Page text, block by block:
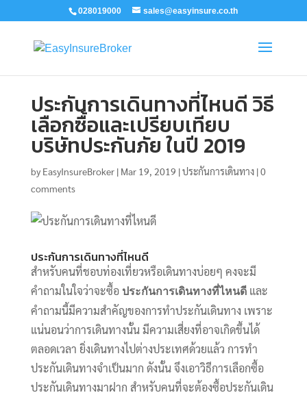
028019000 sales@easyinsure.co.th
ประกันการเดินทางที่ไหนดี วิธี
เลือกซื้อและเปรียบเทียบ
บริษัทประกันภัย ในปี 2019
by EasyInsureBroker| Mar 19, 2019 |ประกันการเดินทาง|0
comments
ประกันการเดินทางที่ไหนดี
สำหรับคนที่ชอบท่องเที่ยวหรือเดินทางบ่อยๆ คงจะมี
คำถามในใจว่าจะซื้อ ประกันการเดินทางที่ไหนดีและ
คำถามนี้มีความสำคัญของการทำประกันเดินทาง เพราะ
แน่นอนว่าการเดินทางนั้น มีความเสี่ยงที่อาจเกิดขึ้นได้
ตลอดเวลา ยิ่งเดินทางไปต่างประเทศด้วยแล้ว การทำ
ประกันเดินทางจำเป็นมาก ดังนั้น จึงเอาวิธีการเลือกซื้อ
ประกันเดินทางมาฝาก สำหรับคนที่จะต้องซื้อประกันเดิน